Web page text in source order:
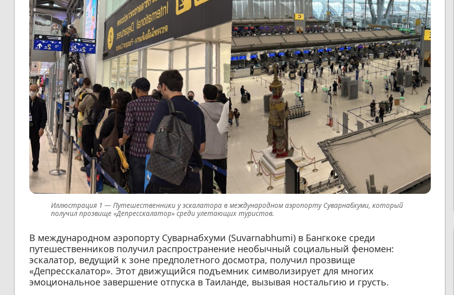
Путешественники у эскалатора в международном аэропорту Суварнабхуми, который
получил прозвище «Депресскалатор» среди улетающих туристов.
В международном аэропорту Суварнабхуми (Suvarnabhumi) в Бангкоке среди
путешественников получил распространение необычный социальный феномен:
эскалатор, ведущий к зоне предполетного досмотра, получил прозвище
«Депресскалатор». Этот движущийся подъемник символизирует для многих
эмоциональное завершение отпуска в Таиланде, вызывая ностальгию и грусть.